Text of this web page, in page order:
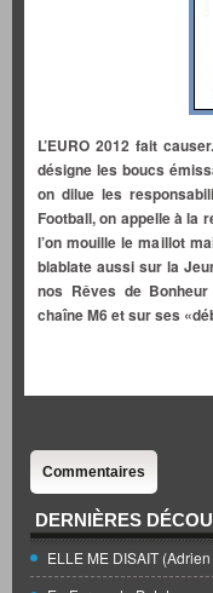
L’EURO 2012 fait
désigne les boucs
on dilue les
Football, on appelle à la
l’on mouille le maillot
blablate aussi sur la
nos Rêves de
chaîne M6 et sur ses
Commentaires
DERNIÈRES
ELLE ME DISAIT